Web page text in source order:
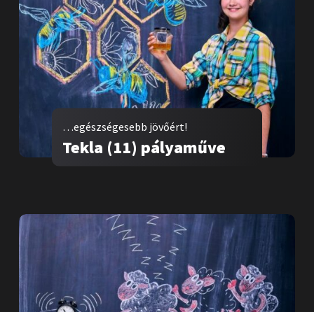
…egészségesebb jövőért!
Tekla (11) pályaműve